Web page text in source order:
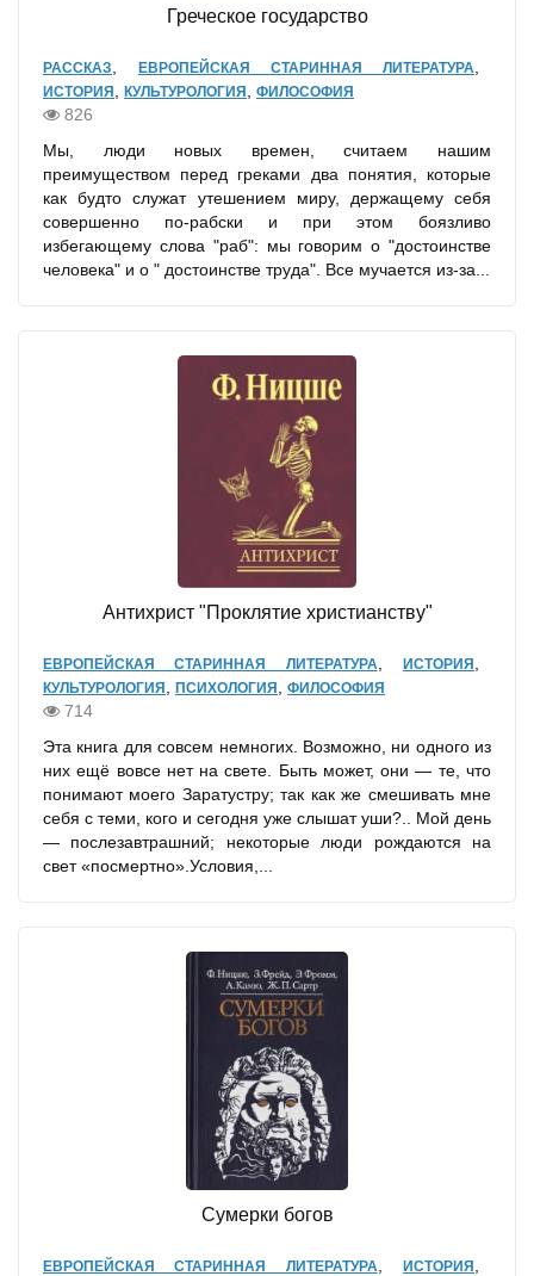
Греческое государство
РАССКАЗ ЕВРОПЕЙСКАЯ СТАРИННАЯ ЛИТЕРАТУРА
ИСТОРИЯ КУЛЬТУРОЛОГИЯ ФИЛОСОФИЯ
826
Мы, люди новых времен, считаем нашим
преимуществом перед греками два понятия, которые
как будто служат утешением миру, держащему себя
совершенно по-рабски и при этом боязливо
избегающему слова "раб": мы говорим о "достоинстве
человека" и о " достоинстве труда". Все мучается из-за...
Антихрист "Проклятие христианству"
ЕВРОПЕЙСКАЯ СТАРИННАЯ ЛИТЕРАТУРА ,ИСТОРИЯ
КУЛЬТУРОЛОГИЯ ПСИХОЛОГИЯ ФИЛОСОФИЯ
714
Эта книга для совсем немногих. Возможно, ни одного из
них ещё вовсе нет на свете. Быть может, они — те, что
понимают моего Заратустру; так как же смешивать мне
себя с теми, кого и сегодня уже слышат уши?.. Мой день
— послезавтрашний; некоторые люди рождаются на
свет «посмертно».Условия,...
Сумерки богов
ЕВРОПЕЙСКАЯ СТАРИННАЯ ЛИТЕРАТУРА ,ИСТОРИЯ